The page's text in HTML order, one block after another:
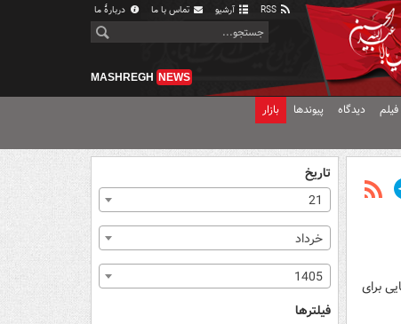
آرشیو تماس با ما دربارهٔ ما
MASHREGH NEWS
دیدگاه پیوندها بازار
برای
تاریخ
21
خرداد
1405
فیلترها